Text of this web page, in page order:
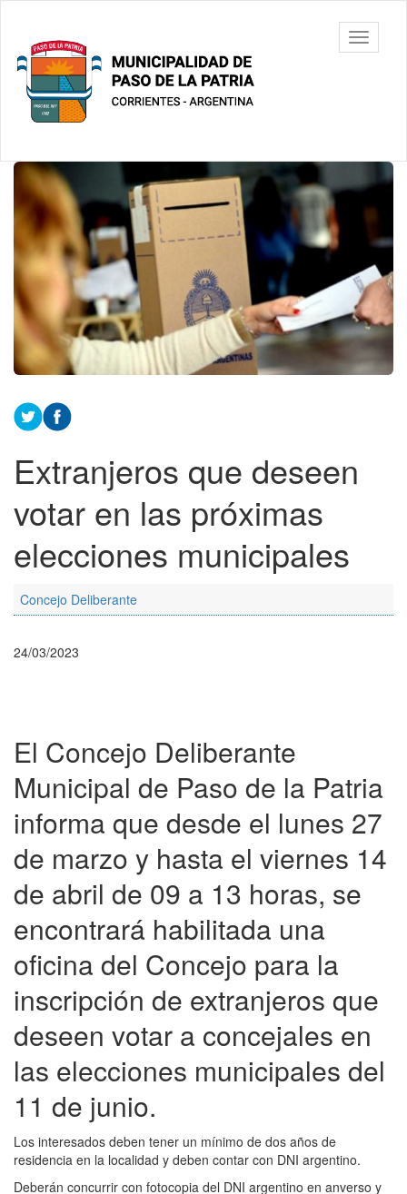
contenido
principal
Municipalidad
de Paso De
La Patria
barra
Contenido
principal
Extranjeros que deseen
votar en las próximas
elecciones municipales
Concejo Deliberante
24/03/2023
El Concejo Deliberante
Municipal de Paso de la Patria
informa que desde el lunes 27
de marzo y hasta el viernes 14
de abril de 09 a 13 horas, se
encontrará habilitada una
oficina del Concejo para la
inscripción de extranjeros que
deseen votar a concejales en
las elecciones municipales del
11 de junio.
Los interesados deben tener un mínimo de dos años de
residencia en la localidad y deben contar con DNI argentino.
Deberán concurrir con fotocopia del DNI argentino en anverso y